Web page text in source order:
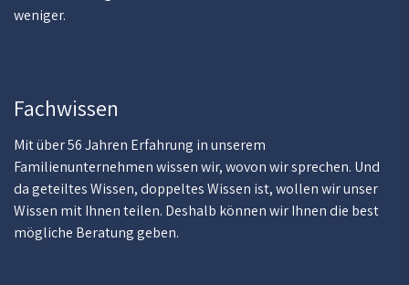
weniger.
Fachwissen
Mit über 56 Jahren Erfahrung in unserem
Familienunternehmen wissen wir, wovon wir sprechen. Und
da geteiltes Wissen, doppeltes Wissen ist, wollen wir unser
Wissen mit Ihnen teilen. Deshalb können wir Ihnen die best
mögliche Beratung geben.